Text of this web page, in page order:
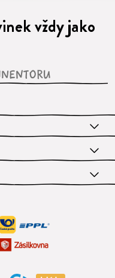
vždy jako